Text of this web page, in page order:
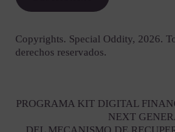
Copyrights. Special Oddity, 2026.
derechos reservados.
PROGRAMA KIT DIGITAL
NEXT